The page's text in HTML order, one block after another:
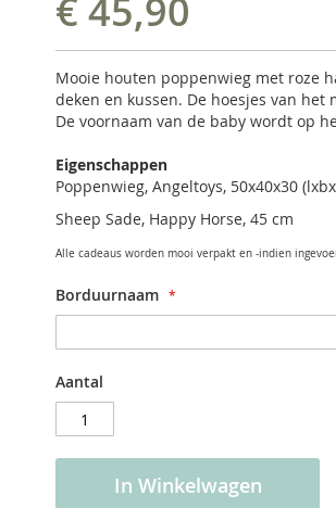
€ 45,90
Mooie houten poppenwieg met roze
deken en kussen. De hoesjes van het
De voornaam van de baby wordt op
Eigenschappen
Poppenwieg, Angeltoys, 50x40x30
Sheep Sade, Happy Horse, 45 cm
Alle cadeaus worden mooi verpakt en -indien
Borduurnaam
Aantal
In Winkelwagen